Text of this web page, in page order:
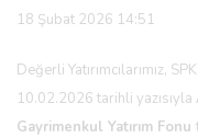
18 Şubat 2026 14:51
Değerli Yatırımcılarımız,
10.02.2026 tarihli yazısıyla
Gayrimenkul Yatırım Fonu